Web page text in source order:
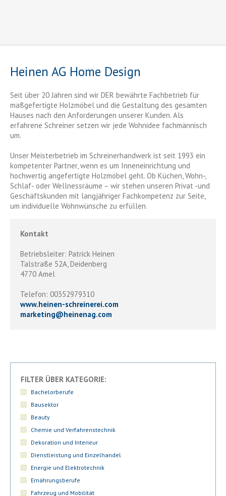
Heinen AG Home Design
Seit über 20 Jahren sind wir DER bewährte Fachbetrieb für
maßgefertigte Holzmöbel und die Gestaltung des gesamten
Hauses nach den Anforderungen unserer Kunden. Als
erfahrene Schreiner setzen wir jede Wohnidee fachmännisch
um.
Unser Meisterbetrieb im Schreinerhandwerk ist seit 1993 ein
kompetenter Partner, wenn es um Inneneinrichtung und
hochwertig angefertigte Holzmöbel geht. Ob Küchen, Wohn-,
Schlaf- oder Wellnessräume – wir stehen unseren Privat -und
Geschäftskunden mit langjähriger Fachkompetenz zur Seite,
um individuelle Wohnwünsche zu erfüllen.
Kontakt
Betriebsleiter: Patrick Heinen
Talstraße 52A, Deidenberg
4770 Amel
Telefon: 00352979310
www.heinen-schreinerei.com
marketing@heinenag.com
FILTER ÜBER KATEGORIE:
Bachelorberufe
Bausektor
Beauty
Chemie und Verfahrenstechnik
Dekoration und Interieur
Dienstleistung und Einzelhandel
Energie und Elektrotechnik
Ernährungsberufe
Fahrzeug und Mobilität